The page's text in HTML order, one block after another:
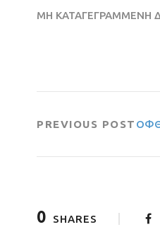
ΜΗ ΚΑΤΑΓΕΓΡΑΜΜΕΝΗ
PREVIOUS POST
0 SHARES